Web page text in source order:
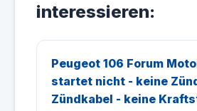
interessieren:
Peugeot 106 Forum
startet nicht - keine
Zündkabel - keine